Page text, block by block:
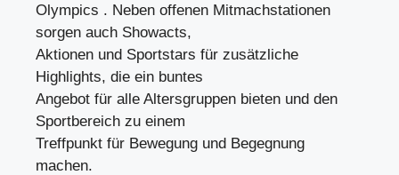
Olympics . Neben offenen Mitmachstationen
sorgen auch Showacts,
Aktionen und Sportstars für zusätzliche
Highlights, die ein buntes
Angebot für alle Altersgruppen bieten und den
Sportbereich zu einem
Treffpunkt für Bewegung und Begegnung
machen.